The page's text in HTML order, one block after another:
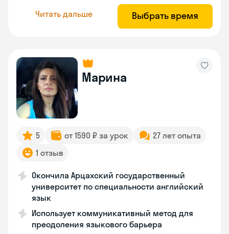
Читать дальше Выбрать время
Марина
5 от 1590 ₽ за урок
27 лет опыта
1 отзыв
Окончила Арцахский государственный
университет по специальности английский
язык
Использует коммуникативный метод для
преодоления языкового барьера